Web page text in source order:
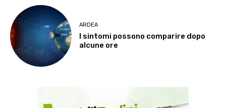
ARDEA
I sintomi possono comparire dopo
alcune ore